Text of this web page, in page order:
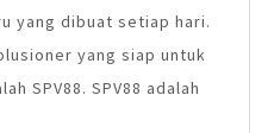
industri
yang dibuat setiap hari.
yang siap untuk
SPV88. SPV88 adalah